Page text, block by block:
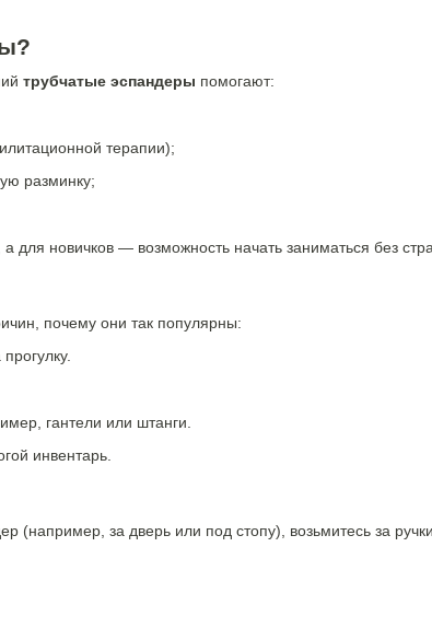
трубчатые эспандеры помогают:
терапии);
разминку;
новичков — возможность начать заниматься без
почему они так популярны:
гантели или штанги.
инвентарь.
(например, за дверь или под стопу), возьмитесь за